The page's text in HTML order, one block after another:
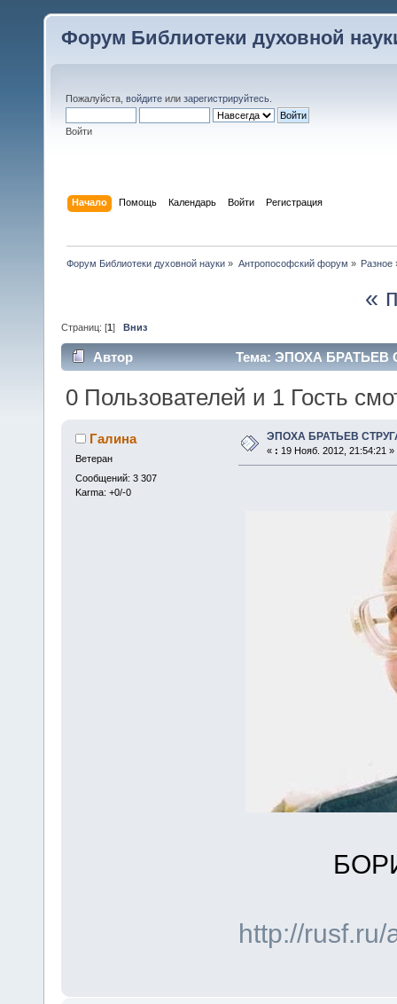
Форум Библиотеки духовной
Пожалуйста, войдите или зарегистрируйтесь
Войти
Начало Помощь Календарь Войти Регистрация
Форум Библиотеки духовной науки » Антропософский форум » Разное
«
Страниц: [1 ] Вниз
Автор Тема: ЭПОХА БРАТЬЕВ
0 Пользователей и 1 Гость
Галина
Ветеран
Сообщений: 3 307
Karma: +0/-0
ЭПОХА БРАТЬЕВ
« : 19 Нояб. 2012, 21:54:21 »
http://